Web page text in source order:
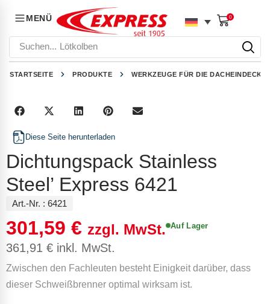
MENÜ 0
Suchen... Lötkolben
STARTSEITE PRODUKTE WERKZEUGE FÜR DIE
Diese Seite herunterladen
Dichtungspack Stainless
Steel’ Express 6421
Art.-Nr. : 6421
301,59 € zzgl. MwSt.
361,91 € inkl. MwSt.
Auf Lager
Zwischen den Fachleuten besteht Einigkeit darüber, dass
dieser Schweißbrenner optimal wirksam ist.